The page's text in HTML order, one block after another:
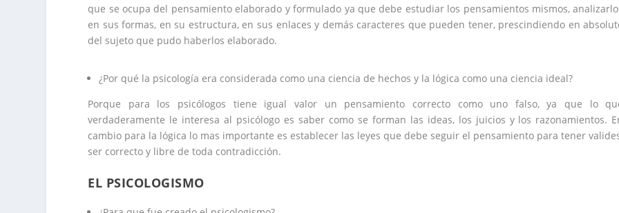
que se ocupa del pensamiento elaborado y formulado ya que debe estudiar los pensamientos mismos,
en sus formas, en su estructura, en sus enlaces y demás caracteres que pueden tener, prescindiendo en
del sujeto que pudo haberlos elaborado.
¿Por qué la psicología era considerada como una ciencia de hechos y la lógica como una ciencia ideal?
Porque para los psicólogos tiene igual valor un pensamiento correcto como uno falso, ya que lo
verdaderamente le interesa al psicólogo es saber como se forman las ideas, los juicios y los razonamientos.
cambio para la lógica lo mas importante es establecer las leyes que debe seguir el pensamiento para tener
ser correcto y libre de toda contradicción.
EL PSICOLOGISMO